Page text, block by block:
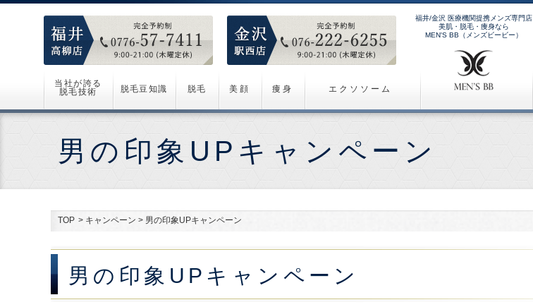
福井/金沢 医療機関提携メンズ専門店
美肌・脱毛・痩身なら
MEN'S BB（メンズビービー）
当社が誇る
脱毛技術
脱毛豆知識 脱毛 美顔 痩身 エクソソーム
男の印象UPキャンペーン
TOP > キャンペーン > 男の印象UPキャンペーン
男の印象UPキャンペーン